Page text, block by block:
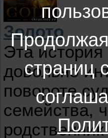
Золото
Эта история
довольно
повороте
семейства,
страниц